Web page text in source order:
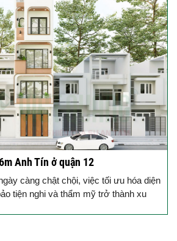
Anh Tín ở quận 12
càng chật chội, việc tối ưu hóa diện
tiện nghi và thẩm mỹ trở thành xu